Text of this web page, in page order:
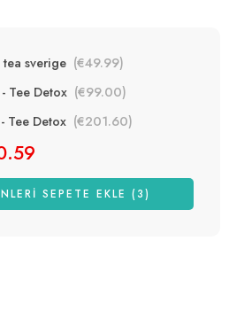
tea sverige (€49.99)
Tee Detox (€99.00)
Tee Detox (€201.60)
SEPETE EKLE (3)